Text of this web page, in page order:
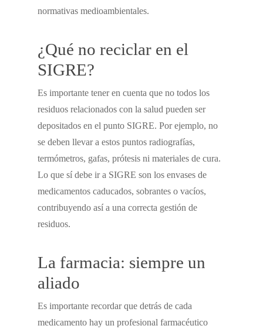
normativas medioambientales.
¿Qué no reciclar en el
SIGRE?
Es importante tener en cuenta que no todos los
residuos relacionados con la salud pueden ser
depositados en el punto SIGRE. Por ejemplo, no
se deben llevar a estos puntos radiografías,
termómetros, gafas, prótesis ni materiales de cura.
Lo que sí debe ir a SIGRE son los envases de
medicamentos caducados, sobrantes o vacíos,
contribuyendo así a una correcta gestión de
residuos.
La farmacia: siempre un
aliado
Es importante recordar que detrás de cada
medicamento hay un profesional farmacéutico